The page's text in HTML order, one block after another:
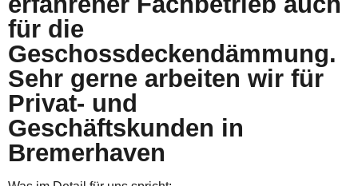
für die
Geschossdeckendämmung.
Sehr gerne arbeiten wir für
Privat- und
Geschäftskunden in
Bremerhaven